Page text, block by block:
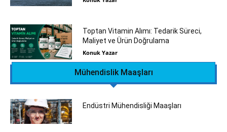
Toptan Vitamin Alımı: Tedarik Süreci,
Maliyet ve Ürün Doğrulama
Konuk Yazar
Mühendislik Maaşları
Endüstri Mühendisliği Maaşları